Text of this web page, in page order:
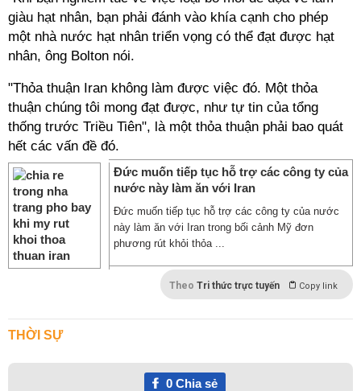
giàu hạt nhân, bạn phải đánh vào khía cạnh cho phép
một nhà nước hạt nhân triển vọng có thể đạt được hạt
nhân, ông Bolton nói.
"Thỏa thuận Iran không làm được việc đó. Một thỏa
thuận chúng tôi mong đạt được, như tự tin của tổng
thống trước Triều Tiên", là một thỏa thuận phải bao quát
hết các vấn đề đó.
Đức muốn tiếp tục hỗ trợ các công ty của
nước này làm ăn với Iran
Đức muốn tiếp tục hỗ trợ các công ty của nước
này làm ăn với Iran trong bối cảnh Mỹ đơn
phương rút khỏi thỏa ...
Theo Tri thức trực tuyến Copy link
THỜI SỰ
0Chia sẻ